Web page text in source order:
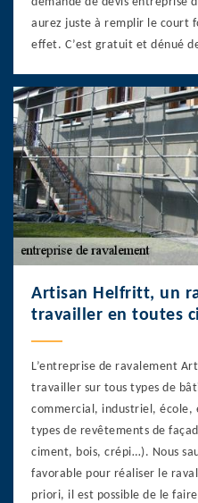
aurez juste à remplir le court
effet. C’est gratuit et dénué
Artisan Helfritt, un
travailler en toutes
L’entreprise de ravalement
travailler sur tous types de
commercial, industriel,
types de revêtements de
ciment, bois, crépi…). Nous
favorable pour réaliser le
priori, il est possible de le